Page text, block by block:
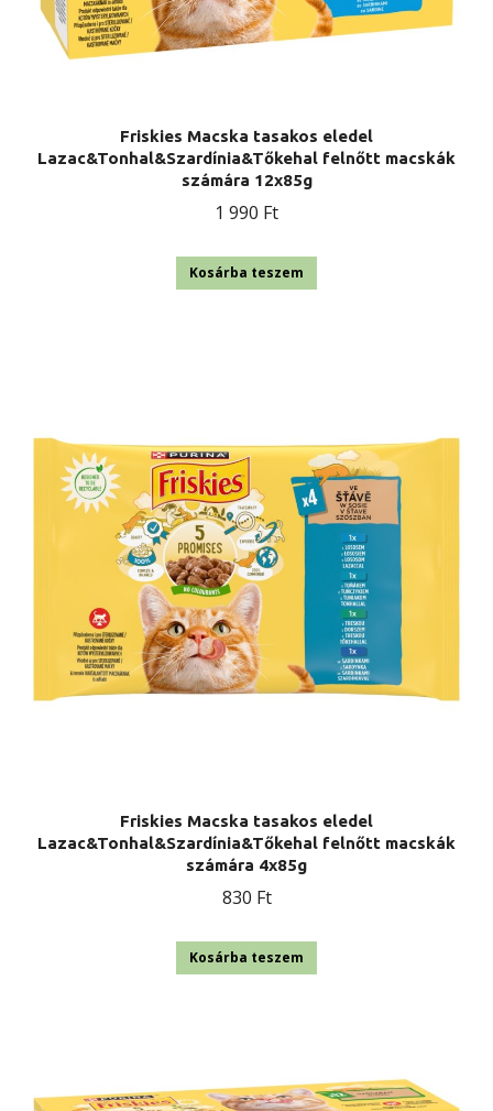
Friskies Macska tasakos eledel
Lazac&Tonhal&Szardínia&Tőkehal felnőtt macskák
számára 12x85g
1 990 Ft
Kosárba teszem
Friskies Macska tasakos eledel
Lazac&Tonhal&Szardínia&Tőkehal felnőtt macskák
számára 4x85g
830 Ft
Kosárba teszem